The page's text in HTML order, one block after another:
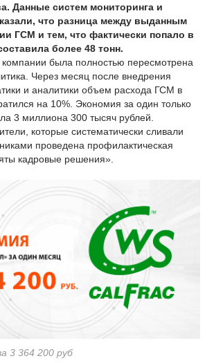
Данные систем мониторинга и
что разница между выданным
ГСМ и тем, что фактически попало в
более 48 тонн.
компании была полностью пересмотрена
Через месяц после внедрения
и аналитики объем расхода ГСМ в
на 10%. Экономия за один только
3 миллиона 300 тысяч рублей.
которые систематически сливали
проведена профилактическая
кадровые решения».
3 364 200 руб